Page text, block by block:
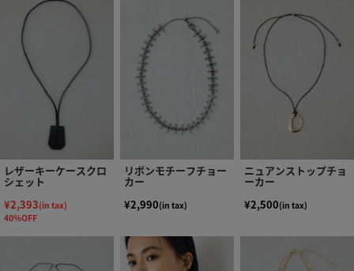
レザーキーケースクロ
シェット
¥2,393(in tax)
40%OFF
リボンモチーフチョー
カー
¥2,990(in tax)
ニュアンストップチョ
ーカー
¥2,500(in tax)